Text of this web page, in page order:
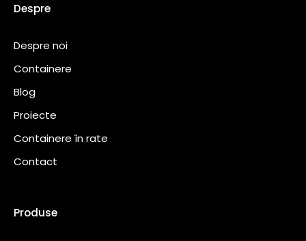
Despre
Despre noi
Containere
Blog
Proiecte
Containere în rate
Contact
Produse